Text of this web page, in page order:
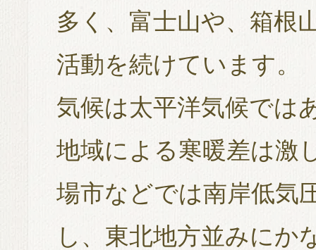
多く、富士山や、箱根
活動を続けています。
気候は太平洋気候では
地域による寒暖差は激
場市などでは南岸低気
し、東北地方並みにか